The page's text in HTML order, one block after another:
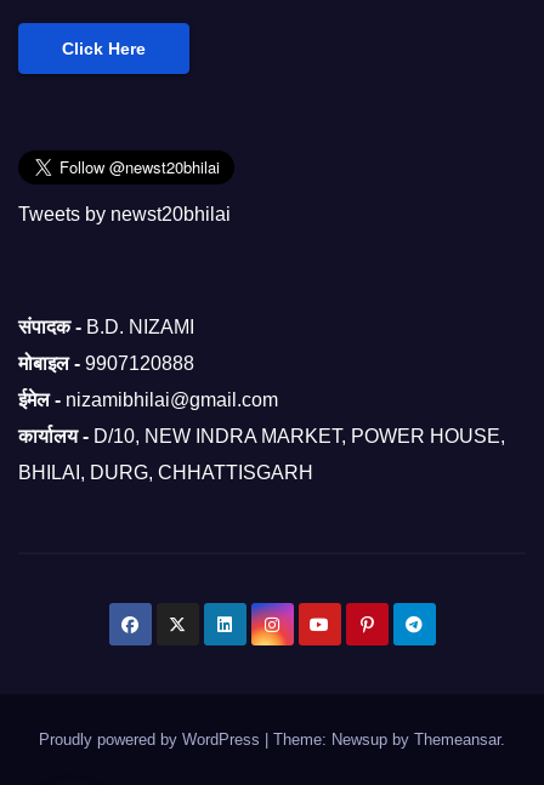
Click Here
Tweets by newst20bhilai
संपादक - B.D. NIZAMI
मोबाइल - 9907120888
ईमेल - nizamibhilai@gmail.com
कार्यालय - D/10, NEW INDRA MARKET, POWER HOUSE,
BHILAI, DURG, CHHATTISGARH
Proudly powered by WordPress Theme: Newsup by Themeansar.